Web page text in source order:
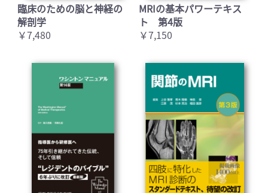
臨床のための脳と神経の
解剖学
￥7,480
MRIの基本パワーテキス
ト 第4版
￥7,150